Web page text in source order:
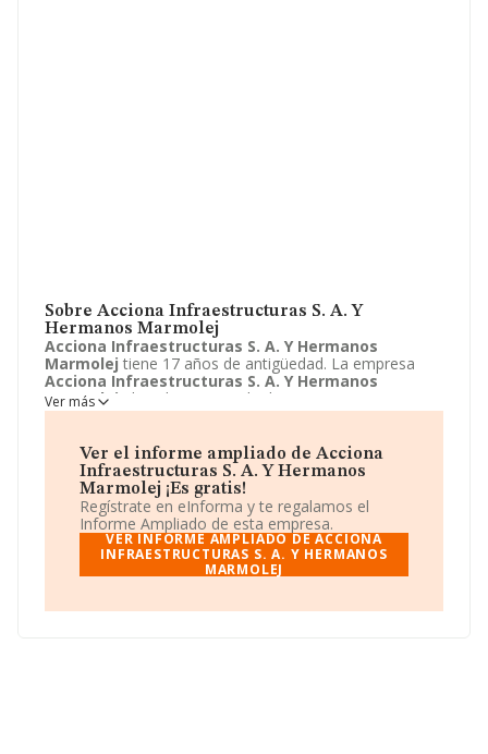
Sobre Acciona Infraestructuras S. A. Y
Hermanos Marmolej
Acciona Infraestructuras S. A. Y Hermanos
Marmolej tiene 17 años de antigüedad. La empresa
Acciona Infraestructuras S. A. Y Hermanos
Marmolej ubicada en Avenida de Europa, 18,
Alcobendas, Madrid. Su actividad CNAE está definida
forma jurídica deAcciona Infraestructuras S. A. Y
Hermanos Marmolejes Unión temporal de empresas.
Ver más
Ver el informe ampliado de Acciona
Infraestructuras S. A. Y Hermanos
Marmolej ¡Es gratis!
Regístrate en eInforma y te regalamos el
Informe Ampliado de esta empresa.
VER INFORME AMPLIADO DE ACCIONA
INFRAESTRUCTURAS S. A. Y HERMANOS
MARMOLEJ